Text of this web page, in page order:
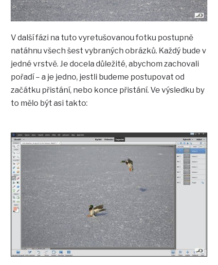
V další fázi na tuto vyretušovanou fotku postupně
natáhnu všech šest vybraných obrázků. Každý bude v
jedné vrstvě. Je docela důležité, abychom zachovali
pořadí – a je jedno, jestli budeme postupovat od
začátku přistání, nebo konce přistání. Ve výsledku by
to mělo být asi takto: